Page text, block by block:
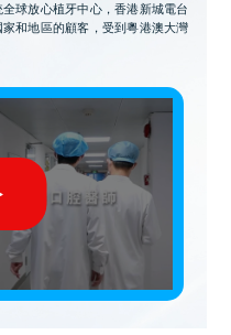
球放心植牙中心，香港新城電台
和地區的顧客，受到粵港澳大灣